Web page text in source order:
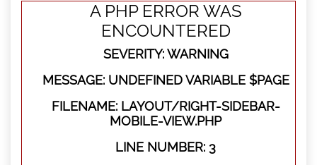
A PHP ERROR WAS
ENCOUNTERED
SEVERITY: WARNING
MESSAGE: UNDEFINED VARIABLE $PAGE
FILENAME: LAYOUT/RIGHT-SIDEBAR-
MOBILE-VIEW.PHP
LINE NUMBER: 3